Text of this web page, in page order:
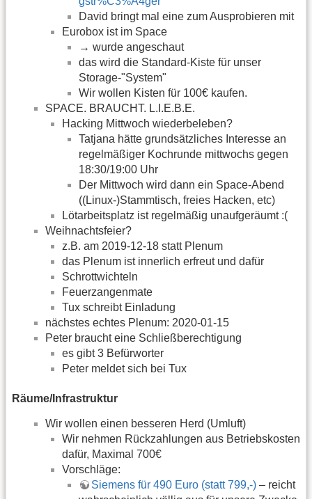
David bringt mal eine zum Ausprobieren mit
Eurobox ist im Space
→ wurde angeschaut
das wird die Standard-Kiste für unser
Storage-"System"
Wir wollen Kisten für 100€ kaufen.
SPACE. BRAUCHT. L.I.E.B.E.
Hacking Mittwoch wiederbeleben?
Tatjana hätte grundsätzliches Interesse an
regelmäßiger Kochrunde mittwochs gegen
18:30/19:00 Uhr
Der Mittwoch wird dann ein Space-Abend
((Linux-)Stammtisch, freies Hacken, etc)
Lötarbeitsplatz ist regelmäßig unaufgeräumt :(
Weihnachtsfeier?
z.B. am 2019-12-18 statt Plenum
das Plenum ist innerlich erfreut und dafür
Schrottwichteln
Feuerzangenmate
Tux schreibt Einladung
nächstes echtes Plenum: 2020-01-15
Peter braucht eine Schließberechtigung
es gibt 3 Befürworter
Peter meldet sich bei Tux
Räume/Infrastruktur
Wir wollen einen besseren Herd (Umluft)
Wir nehmen Rückzahlungen aus Betriebskosten
dafür, Maximal 700€
Vorschläge:
Siemens für 490 Euro (statt 799,-) – reicht